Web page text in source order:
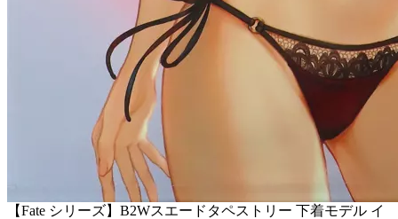
【Fate シリーズ】B2Wスエードタペストリー 下着モデル イ